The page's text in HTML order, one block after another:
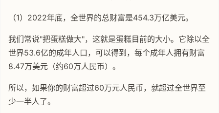
（1）2022年底，全世界的总财富是454.3万亿美元。
我们常说"把蛋糕做大"，这就是蛋糕目前的大小。它除以全
世界53.6亿的成年人口，可以得到，每个成年人拥有财富
8.47万美元（约60万人民币）。
所以，如果你的财富超过60万元人民币，就超过全世界至
少一半人了。